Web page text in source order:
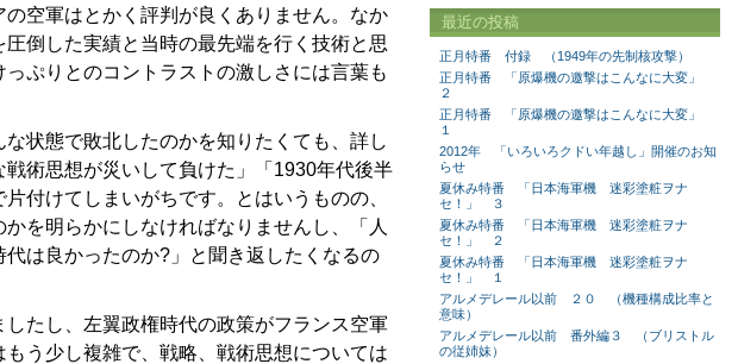
空軍はとかく評判が良くありません。なか
倒した実績と当時の最先端を行く技術と思
ぷりとのコントラストの激しさには言葉も
状態で敗北したのかを知りたくても、詳し
術思想が災いして負けた」「1930年代後半
付けてしまいがちです。とはいうものの、
を明らかにしなければなりませんし、「人
は良かったのか?」と聞き返したくなるの
たし、左翼政権時代の政策がフランス空軍
う少し複雑で、戦略、戦術思想については
最近の投稿
正月特番 付録 （1949年の先制核攻撃）
正月特番 「原爆機の邀撃はこんなに大変」
２
正月特番 「原爆機の邀撃はこんなに大変」
１
2012年 「いろいろクドい年越し」開催のお知
らせ
夏休み特番 「日本海軍機 迷彩塗粧ヲナ
セ！」 ３
夏休み特番 「日本海軍機 迷彩塗粧ヲナ
セ！」 ２
夏休み特番 「日本海軍機 迷彩塗粧ヲナ
セ！」 １
アルメデレール以前 ２０ （機種構成比率と
意味）
アルメデレール以前 番外編３ （ブリストル
の従姉妹）